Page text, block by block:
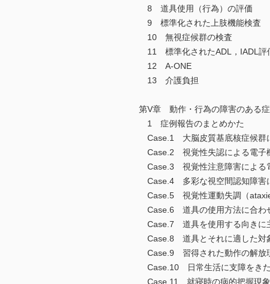
8 道具使用（行為）の評価
9 標準化された上肢機能検査
10 無視症候群の検査
11 標準化されたADL，IADL評
12 A-ONE
13 介護負担
第V章 動作・行為の障害のある
1 症例報告のまとめかた
Case.1 大脳皮質基底核症候群
Case.2 視覚性失認による電子
Case.3 視覚性注意障害による
Case.4 多彩な視空間認知障害
Case.5 視覚性運動失調（
Case.6 道具の使用方法に合わ
Case.7 道具を使用する向きに
Case.8 道具とそれに適した対
Case.9 習得された動作の解放
Case.10 日常生活に支障をきた
Case.11 就寝時の病的把握現象